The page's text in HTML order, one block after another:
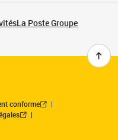
La Poste Groupe
conforme